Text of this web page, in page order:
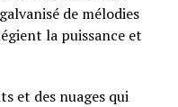
de mélodies
la puissance et
et des nuages qui